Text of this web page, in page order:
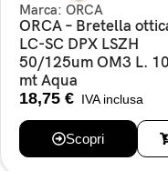
Marca: ORCA
ORCA – Bretella
LC-SC DPX LSZH
50/125um OM3 L. 10
mt Aqua
18,75 € IVA inclusa
Scopri